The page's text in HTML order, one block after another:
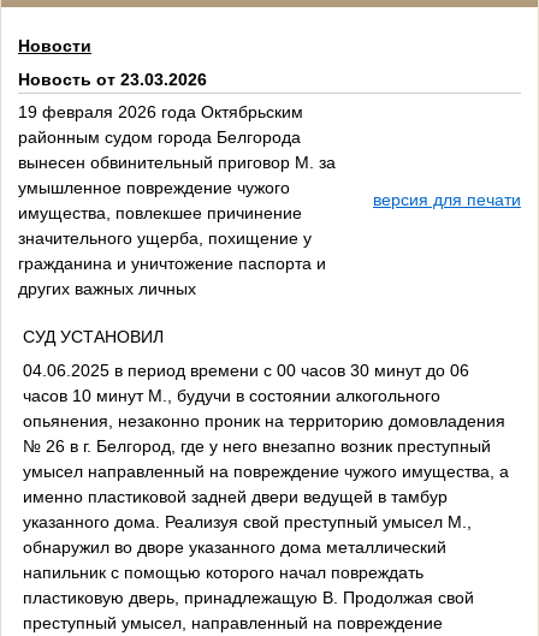
Новости
Новость от 23.03.2026
19 февраля 2026 года Октябрьским
районным судом города Белгорода
вынесен обвинительный приговор М. за
умышленное повреждение чужого
имущества, повлекшее причинение
значительного ущерба, похищение у
гражданина и уничтожение паспорта и
других важных личных
версия для печати
СУД УСТАНОВИЛ
04.06.2025 в период времени с 00 часов 30 минут до 06
часов 10 минут М., будучи в состоянии алкогольного
опьянения, незаконно проник на территорию домовладения
№ 26 в г. Белгород, где у него внезапно возник преступный
умысел направленный на повреждение чужого имущества, а
именно пластиковой задней двери ведущей в тамбур
указанного дома. Реализуя свой преступный умысел М.,
обнаружил во дворе указанного дома металлический
напильник с помощью которого начал повреждать
пластиковую дверь, принадлежащую В. Продолжая свой
преступный умысел, направленный на повреждение